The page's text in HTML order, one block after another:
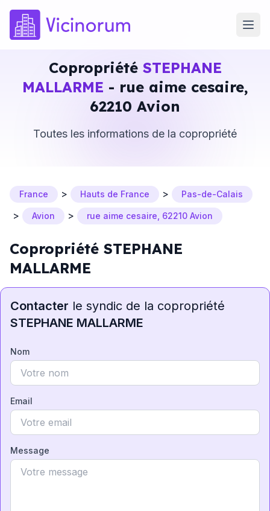
Copropriété STEPHANE
MALLARME - rue aime cesaire,
62210 Avion
Toutes les informations de la copropriété
France > Hauts de France > Pas-de-Calais
> Avion > rue aime cesaire, 62210 Avion
Copropriété STEPHANE
MALLARME
Contacter le syndic de la copropriété
STEPHANE MALLARME
Nom
Email
Message